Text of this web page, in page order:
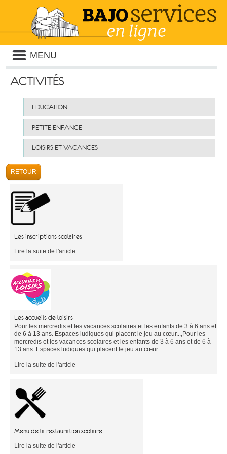
Liste
des
avertissements
MENU
ACTIVITÉS
catégories
EDUCATION
PETITE ENFANCE
LOISIRS ET VACANCES
Les inscriptions scolaires
Lire la suite de l'article
Les accueils de loisirs
Pour les mercredis et les vacances scolaires et les enfants de 3 à 6 ans et
de 6 à 13 ans. Espaces ludiques qui placent le jeu au cœur...,Pour les
mercredis et les vacances scolaires et les enfants de 3 à 6 ans et de 6 à
13 ans. Espaces ludiques qui placent le jeu au cœur...
Lire la suite de l'article
Menu de la restauration scolaire
Lire la suite de l'article